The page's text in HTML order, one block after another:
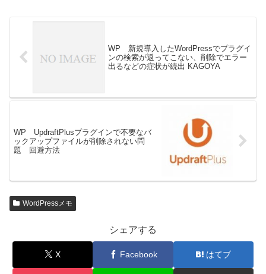
WP 新規導入したWordPressでプラグイ
ンの検索が返ってこない、削除でエラー
出るなどの症状が続出 KAGOYA
WP UpdraftPlusプラグインで不要なバ
ックアップファイルが削除されない問
題 回避方法
WordPressメモ
シェアする
X Facebook はてブ